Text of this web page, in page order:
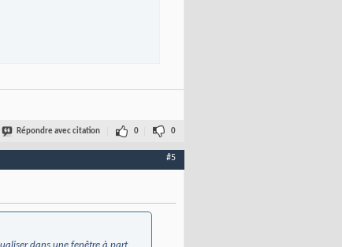
Répondre avec citation 0 0
#5